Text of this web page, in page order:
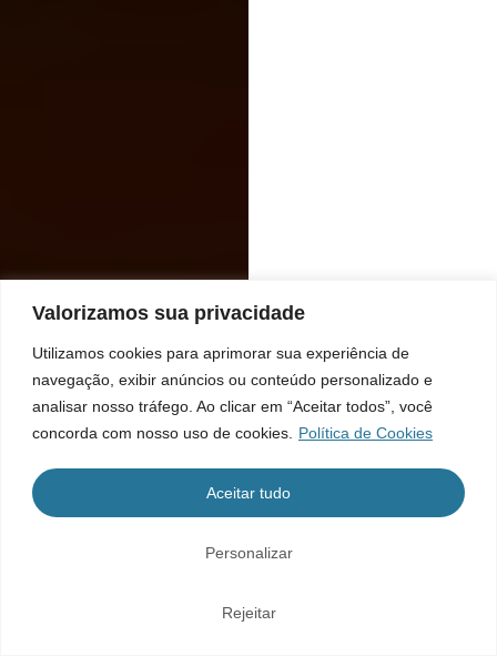
Valorizamos sua privacidade
Utilizamos cookies para aprimorar sua experiência de
navegação, exibir anúncios ou conteúdo personalizado e
analisar nosso tráfego. Ao clicar em “Aceitar todos”, você
concorda com nosso uso de cookies.
Política de Cookies
Personalizar
Rejeitar
Aceitar tudo